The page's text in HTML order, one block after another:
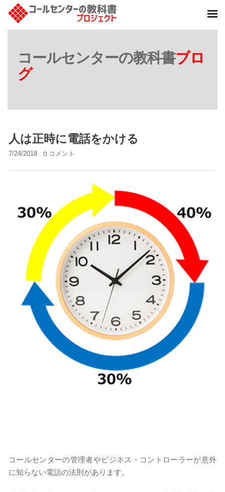
コールセンターの教科書ブロ
グ
人は正時に電話をかける
7/24/2018 0 コメント
コールセンターの管理者やビジネス・コントローラーが意外
に知らない電話の法則があります。